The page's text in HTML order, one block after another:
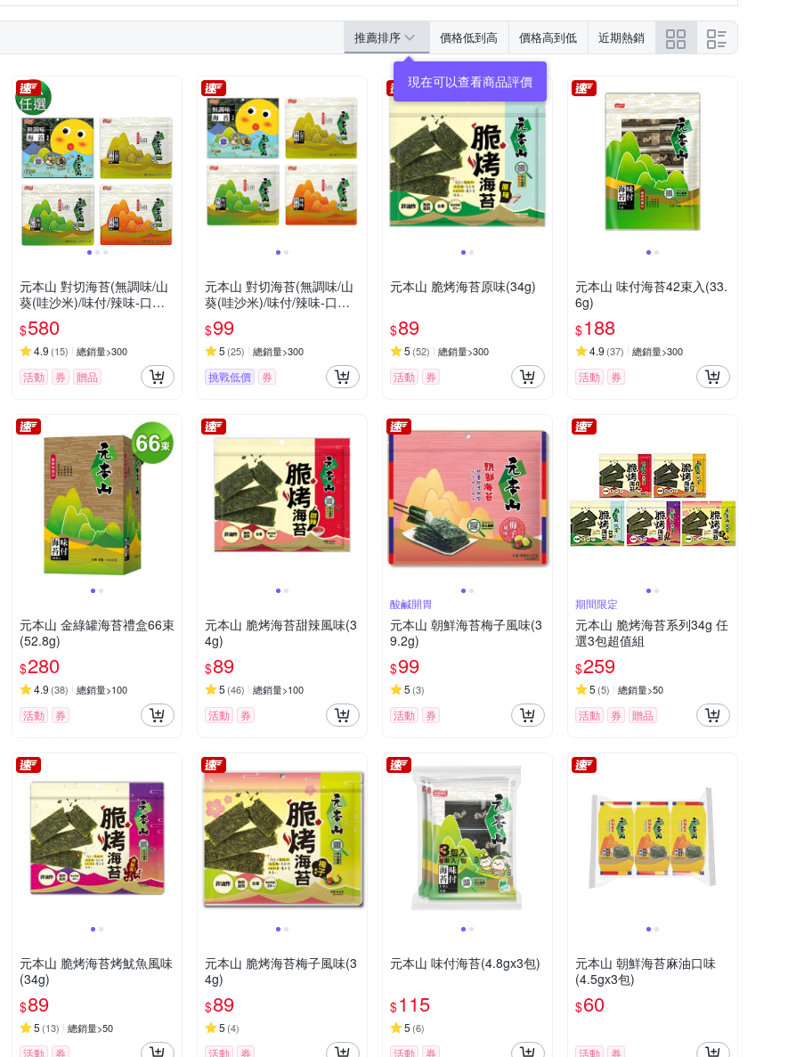
推薦排序 價格低到高 價格高到低 近期熱銷
元本山 對切海苔(無調味/山
葵(哇沙米)/味付/辣味-口味
任選6包超值組)
$580
4.9 (15) 總銷量>300
活動 券 贈品
元本山 對切海苔(無調味/山
葵(哇沙米)/味付/辣味-口味
任選)
$99
5 (25) 總銷量>300
挑戰低價 券
元本山 脆烤海苔原味(34g)
$89
5 (52) 總銷量>300
活動 券
元本山 味付海苔42束入(33.
6g)
$188
4.9 (37) 總銷量>300
活動 券
元本山 金綠罐海苔禮盒66束
(52.8g)
$280
4.9 (38) 總銷量>100
活動 券
元本山 脆烤海苔甜辣風味(3
4g)
$89
5 (46) 總銷量>100
活動 券
酸鹹開胃
元本山 朝鮮海苔梅子風味(3
9.2g)
$99
5 (3)
活動 券
期間限定
元本山 脆烤海苔系列34g 任
選3包超值組
$259
5 (5) 總銷量>50
活動 券 贈品
元本山 脆烤海苔烤魷魚風味
(34g)
$89
5 (13) 總銷量>50
活動 券
元本山 脆烤海苔梅子風味(3
4g)
$89
5 (4)
活動 券
元本山 味付海苔(4.8gx3包)
$115
5 (6)
活動 券
元本山 朝鮮海苔麻油口味
(4.5gx3包)
$60
活動 券